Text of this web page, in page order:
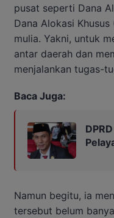
pusat seperti Dana
Dana Alokasi
mulia. Yakni, untuk
antar daerah dan
menjalankan tugas-
Baca Juga:
Namun begitu, ia
tersebut belum